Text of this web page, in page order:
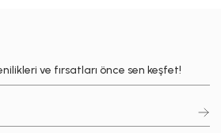
ve fırsatları önce sen keşfet!